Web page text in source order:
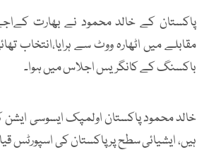
پاکستان کے خالد محمود نے بھارت
مقابلے میں اٹھارہ ووٹ سے ہرایا،انتخاب
باکسنگ کے کانگریس اجلاس میں ہوا۔
خالد محمود پاکستان اولمپک ایسوسی
ہیں، ایشیائی سطح پر پاکستان کی اسپورٹس